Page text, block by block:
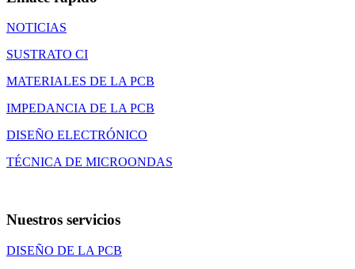
NOTICIAS
SUSTRATO CI
MATERIALES DE LA PCB
IMPEDANCIA DE LA PCB
DISEÑO ELECTRÓNICO
TÉCNICA DE MICROONDAS
Nuestros servicios
DISEÑO DE LA PCB